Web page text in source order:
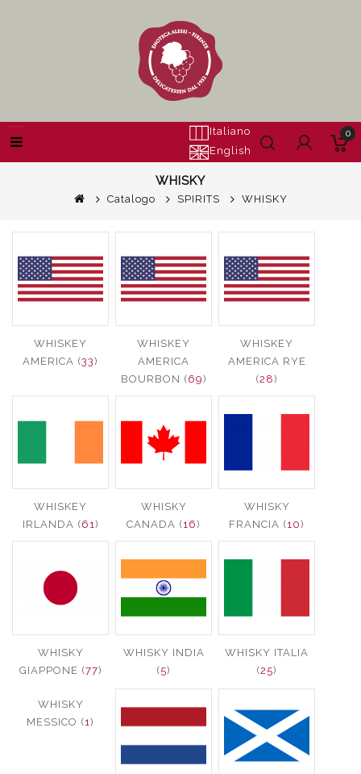
Italiano
English
0
WHISKY
Catalogo SPIRITS WHISKY
WHISKEY
AMERICA (33)
WHISKEY
AMERICA
BOURBON (69)
WHISKEY
AMERICA RYE
(28)
WHISKEY
IRLANDA (61)
WHISKY
CANADA (16)
WHISKY
FRANCIA (10)
WHISKY
GIAPPONE (77)
WHISKY INDIA
(5)
WHISKY ITALIA
(25)
WHISKY
MESSICO (1)